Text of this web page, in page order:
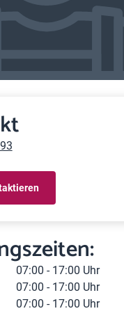
07:00 - 17:00 Uhr
07:00 - 17:00 Uhr
07:00 - 17:00 Uhr